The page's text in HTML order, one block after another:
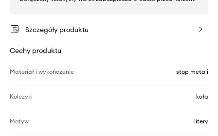
Szczegóły produktu
Cechy produktu
Materiał i wykończenie stop metali
Kolczyki koła
Motyw litery